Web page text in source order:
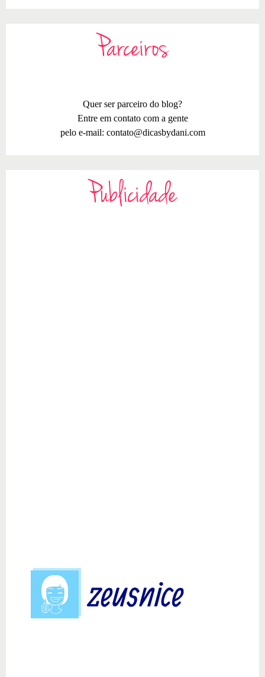
Parceiros
Quer ser parceiro do blog?
Entre em contato com a gente
pelo e-mail: contato@dicasbydani.com
Publicidade